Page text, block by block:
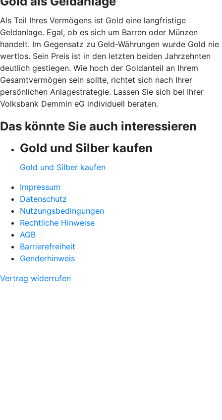
Als Teil Ihres Vermögens ist Gold eine langfristige
Geldanlage. Egal, ob es sich um Barren oder Münzen
handelt. Im Gegensatz zu Geld-Währungen wurde Gold nie
wertlos. Sein Preis ist in den letzten beiden Jahrzehnten
deutlich gestiegen. Wie hoch der Goldanteil an Ihrem
Gesamtvermögen sein sollte, richtet sich nach Ihrer
persönlichen Anlagestrategie. Lassen Sie sich bei Ihrer
Volksbank Demmin eG individuell beraten.
Das könnte Sie auch interessieren
Gold und Silber kaufen
Gold und Silber kaufen
Impressum
Datenschutz
Nutzungsbedingungen
Rechtliche Hinweise
AGB
Barrierefreiheit
Genderhinweis
Vertrag widerrufen